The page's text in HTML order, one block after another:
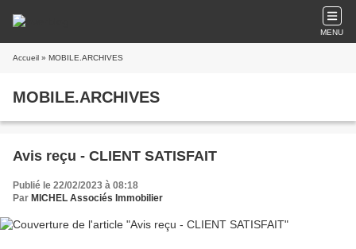
MENU
Accueil » MOBILE.ARCHIVES
MOBILE.ARCHIVES
Avis reçu - CLIENT SATISFAIT
Publié le 22/02/2023 à 08:18
Par MICHEL Associés Immobilier